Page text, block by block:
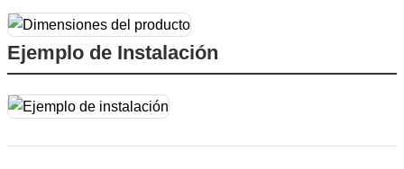
Ejemplo de Instalación